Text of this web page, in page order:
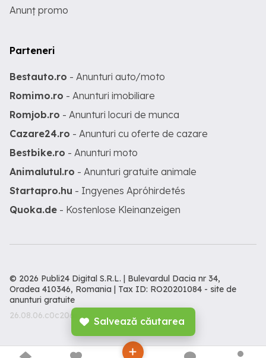
Salvează căutarea
Anunț promo
Parteneri
Bestauto.ro - Anunturi auto/moto
Romimo.ro - Anunturi imobiliare
Romjob.ro - Anunturi locuri de munca
Cazare24.ro - Anunturi cu oferte de cazare
Bestbike.ro - Anunturi moto
Animalutul.ro - Anunturi gratuite animale
Startapro.hu - Ingyenes Apróhirdetés
Quoka.de - Kostenlose Kleinanzeigen
© 2026 Publi24 Digital S.R.L. | Bulevardul Dacia nr 34,
Oradea 410346, Romania | Tax ID: RO20201084 - site de
anunturi gratuite
26.08.06.c0c206c